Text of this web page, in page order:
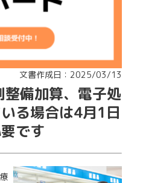
文書作成日：2025/03/13
整備加算、電子処
る場合は4月1日
です